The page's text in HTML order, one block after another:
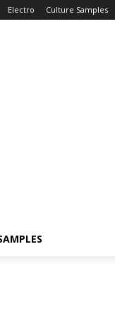
Electro Culture Samples